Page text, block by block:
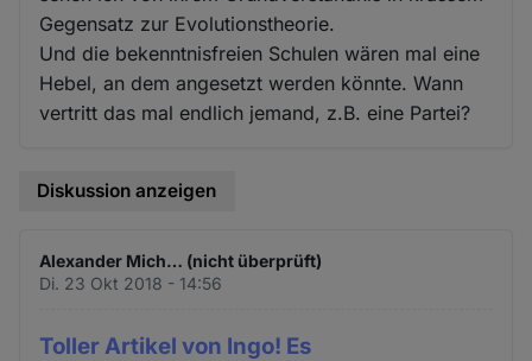
Gegensatz zur Evolutionstheorie.
Und die bekenntnisfreien Schulen wären mal eine
Hebel, an dem angesetzt werden könnte. Wann
vertritt das mal endlich jemand, z.B. eine Partei?
Diskussion anzeigen
Alexander Mich… (nicht überprüft)
Di. 23 Okt 2018 - 14:56
Toller Artikel von Ingo! Es